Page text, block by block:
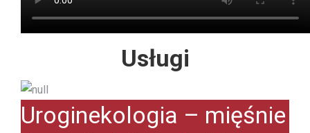
Usługi
Uroginekologia – mięśnie